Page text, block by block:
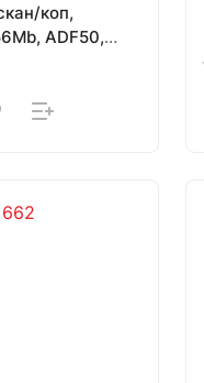
коп,
ADF50,